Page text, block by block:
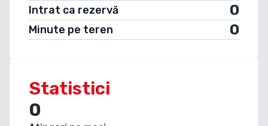
Intrat ca rezervă 0
Minute pe teren 0
Statistici
0